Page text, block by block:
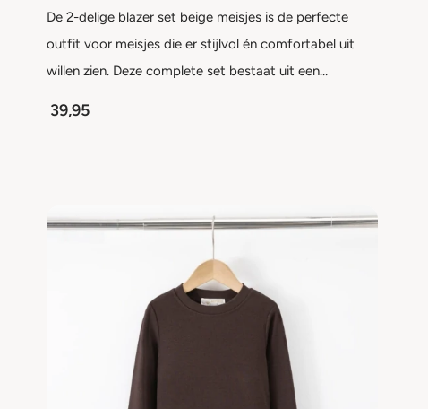
De 2-delige blazer set beige meisjes is de perfecte
outfit voor meisjes die er stijlvol én comfortabel uit
willen zien. Deze complete set bestaat uit een…
39,95